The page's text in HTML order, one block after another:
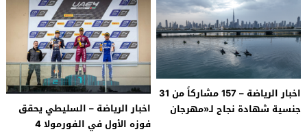
اخبار الرياضة – 157 مشاركاً من 31
جنسية شهادة نجاح لـ«مهرجان
اخبار الرياضة – السليطي يحقق
فوزه الأول في الفورمولا 4